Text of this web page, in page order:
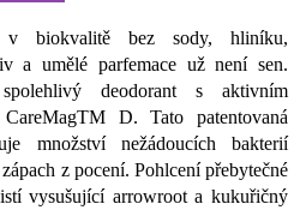
v biokvalitě bez sody, hliníku,
a umělé parfemace už není sen.
deodorant s aktivním
D. Tato patentovaná
množství nežádoucích bakterií
z pocení. Pohlcení přebytečné
vysušující arrowroot a kukuřičný